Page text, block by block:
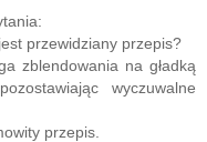
przewidziany przepis?
zblendowania na gładką
wyczuwalne
przepis.